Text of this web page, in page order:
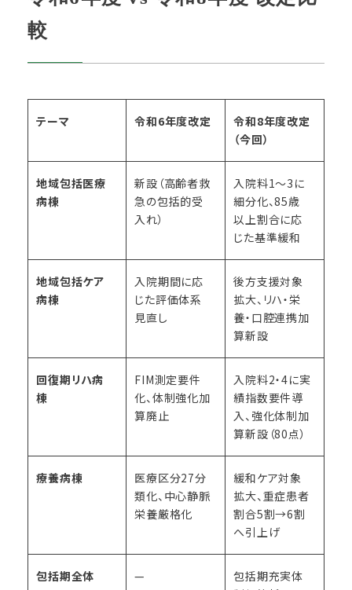
較
テーマ 令和6年度改定
令和8年度改定
（今回）
地域包括医療
病棟
新設（高齢者救
急の包括的受
入れ）
入院料1～3に
細分化、85歳
以上割合に応
じた基準緩和
地域包括ケア
病棟
入院期間に応
じた評価体系
見直し
後方支援対象
拡大、リハ・栄
養・口腔連携加
算新設
回復期リハ病
棟
FIM測定要件
化、体制強化加
算廃止
入院料2・4に実
績指数要件導
入、強化体制加
算新設（80点）
療養病棟
医療区分27分
類化、中心静脈
栄養厳格化
緩和ケア対象
拡大、重症患者
割合5割→6割
へ引上げ
包括期全体 —
包括期充実体